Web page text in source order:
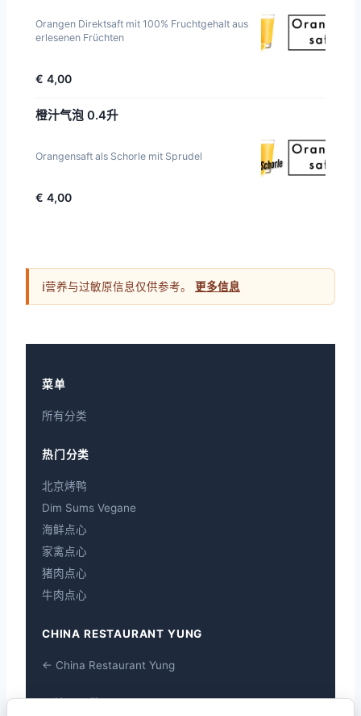
Orangen Direktsaft mit 100% Fruchtgehalt aus
erlesenen Früchten
€ 4,00
橙汁气泡 0.4升
Orangensaft als Schorle mit Sprudel
€ 4,00
ℹ营养与过敏原信息仅供参考。 更多信息
菜单
所有分类
热门分类
北京烤鸭
Dim Sums Vegane
海鲜点心
家禽点心
猪肉点心
牛肉点心
CHINA RESTAURANT YUNG
← China Restaurant Yung